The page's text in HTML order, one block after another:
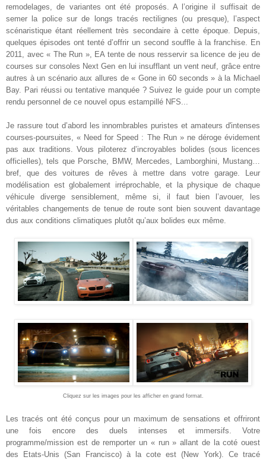
remodelages, de variantes ont été proposés. A l’origine il suffisait de
semer la police sur de longs tracés rectilignes (ou presque), l’aspect
scénaristique étant réellement très secondaire à cette époque. Depuis,
quelques épisodes ont tenté d’offrir un second souffle à la franchise. En
2011, avec « The Run », EA tente de nous resservir sa licence de jeu de
courses sur consoles Next Gen en lui insufflant un vent neuf, grâce entre
autres à un scénario aux allures de « Gone in 60 seconds » à la Michael
Bay. Pari réussi ou tentative manquée ? Suivez le guide pour un compte
rendu personnel de ce nouvel opus estampillé NFS...
Je rassure tout d’abord les innombrables puristes et amateurs d'intenses
courses-poursuites, « Need for Speed : The Run » ne déroge évidement
pas aux traditions. Vous piloterez d’incroyables bolides (sous licences
officielles), tels que Porsche, BMW, Mercedes, Lamborghini, Mustang…
bref, que des voitures de rêves à mettre dans votre garage. Leur
modélisation est globalement irréprochable, et la physique de chaque
véhicule diverge sensiblement, même si, il faut bien l’avouer, les
véritables changements de tenue de route sont bien souvent davantage
dus aux conditions climatiques plutôt qu’aux bolides eux même.
Cliquez sur les images pour les afficher en grand format.
Les tracés ont été conçus pour un maximum de sensations et offriront
une fois encore des duels intenses et immersifs. Votre
programme/mission est de remporter un « run » allant de la coté ouest
des Etats-Unis (San Francisco) à la cote est (New York). Ce tracé